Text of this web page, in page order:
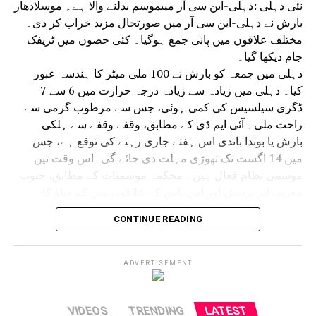
زور دیا گیا۔
نئی دہلی :دہلی-این سی آر میںموسم بدلنے والا ہے۔ موسلادھار
بارش نے دہلی-این سی آر میں صورتحال مزید خراب کر دی۔
مختلف علاقوں میں پانی جمع ہوگیا۔ کئی حصوں میں ٹریفک
جام دیکھا گیا۔
دہلی میں جمعہ کو بارش نے 100 ملی میٹر کا ہندسہ عبور
کیا۔ دہلی میں زیادہ سے زیادہ درجہ حرارت میں 6 سے 7
ڈگری سیلسیس کی کمی ہوئی، جس سے مرطوب گرمی سے
راحت ملی۔ آئی ایم ڈی کے مطابق، وقفے وقفے سے ہلکی
بارش یا بوندا باندی اس ہفتے جاری رہنے کی توقع ہے، جس
میں 14 اگست تک تھوڑی مہلت دی جائے گی۔اس وقت تین
موسمی نظام فعال ہیں۔ محکمہ موسمیات کے مطابق، جنوب
علاقہ کمزور ہوگیا ہے، لیکن اس سے منسلک سائیکلونک
سرکولیشن اب شمال مشرقی راجستھان اور آس پاس کے
علاقوں میں سرگرم ہے۔ مانسون کی گرت دہلی، سدھی اور
دیگھا سے بھی گزر رہی ہے، جو مشرقی وسطی خلیج بنگال تک
پھیلی ہوئی ہے۔ ایک ویسٹرن ڈسٹربنس گرت کی شکل میں
آسمان نے دہلی اور این سی آر کے مختلف حصوں کو ڈھانپ لیا
CONTINUE READING
ADVERTISEMENT
LATEST
TRENDING
VIDEOS